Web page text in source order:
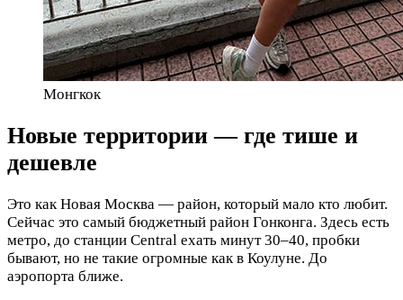
Монгкок
Новые территории — где тише и
дешевле
Это как Новая Москва — район, который мало кто любит.
Сейчас это самый бюджетный район Гонконга. Здесь есть
метро, до станции Central ехать минут 30–40, пробки
бывают, но не такие огромные как в Коулуне. До
аэропорта ближе.